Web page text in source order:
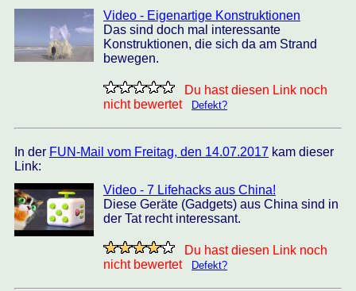
Video - Eigenartige Konstruktionen
Das sind doch mal interessante
Konstruktionen, die sich da am Strand
bewegen.
Du hast diesen Link noch
nicht bewertet
Defekt?
In der FUN-Mail vom Freitag, den 14.07.2017 kam dieser
Link:
Video - 7 Lifehacks aus China!
Diese Geräte (Gadgets) aus China sind in
der Tat recht interessant.
Du hast diesen Link noch
nicht bewertet
Defekt?